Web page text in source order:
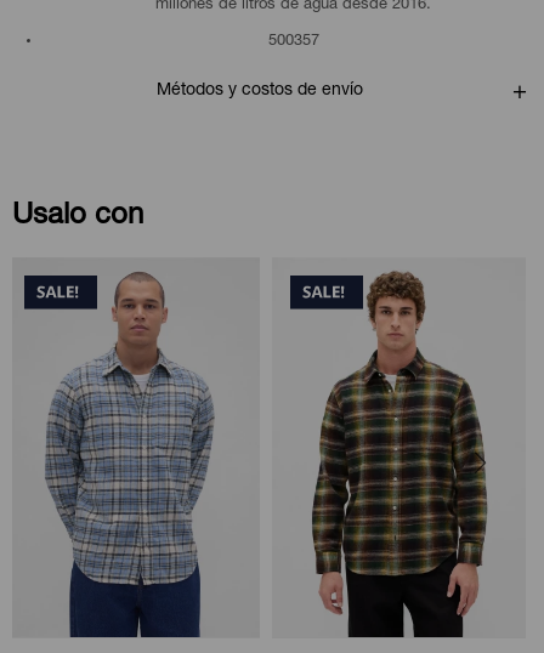
millones de litros de agua desde 2016.
500357
Métodos y costos de envío
Usalo con